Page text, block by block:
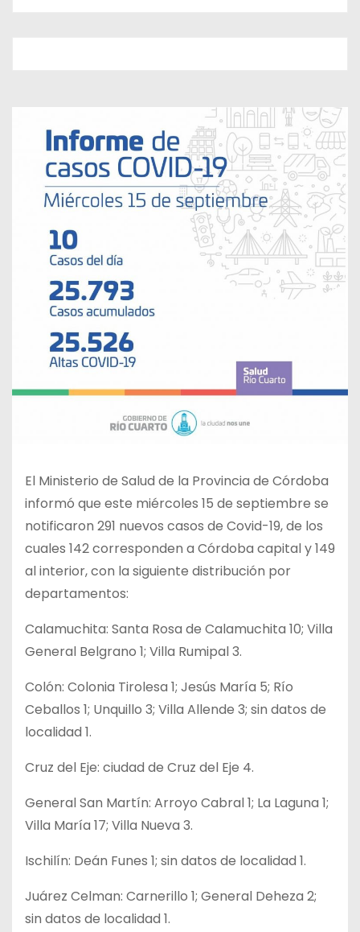
El Ministerio de Salud de la Provincia de Córdoba
informó que este miércoles 15 de septiembre se
notificaron 291 nuevos casos de Covid-19, de los
cuales 142 corresponden a Córdoba capital y 149
al interior, con la siguiente distribución por
departamentos:
Calamuchita: Santa Rosa de Calamuchita 10; Villa
General Belgrano 1; Villa Rumipal 3.
Colón: Colonia Tirolesa 1; Jesús María 5; Río
Ceballos 1; Unquillo 3; Villa Allende 3; sin datos de
localidad 1.
Cruz del Eje: ciudad de Cruz del Eje 4.
General San Martín: Arroyo Cabral 1; La Laguna 1;
Villa María 17; Villa Nueva 3.
Ischilín: Deán Funes 1; sin datos de localidad 1.
Juárez Celman: Carnerillo 1; General Deheza 2;
sin datos de localidad 1.